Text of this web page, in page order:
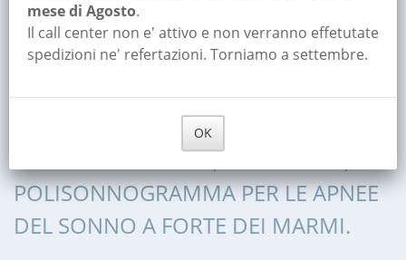
Forte dei Marmi
Polisonnografia a
Forte dei Marmi
POLISONNOGRAFIA, POLIGRAFIA,
POLISONNOGRAMMA PER LE APNEE
DEL SONNO A FORTE DEI MARMI.
mese di Agosto.
Il call center non e' attivo e non verranno effetutate
spedizioni ne' refertazioni. Torniamo a settembre.
OK